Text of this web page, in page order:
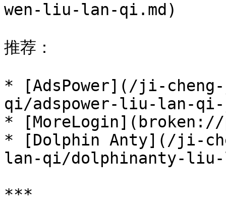
wen-liu-lan-qi.md)
推荐：
* [AdsPower](/ji-
qi/adspower-liu-lan-
* [MoreLogin](broken://
* [Dolphin Anty](/ji-
lan-qi/dolphinanty-liu-
***